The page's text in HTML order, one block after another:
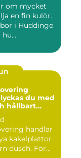
om mycket
en fin kulör.
i Huddinge
hållbart
handlar
kakelplattor
dusch. För